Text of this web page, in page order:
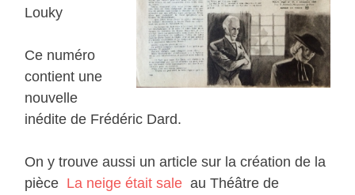
Louky
Ce numéro
contient une
nouvelle
inédite de Frédéric Dard.
On y trouve aussi un article sur la création de la
pièce La neige était sale au Théâtre de